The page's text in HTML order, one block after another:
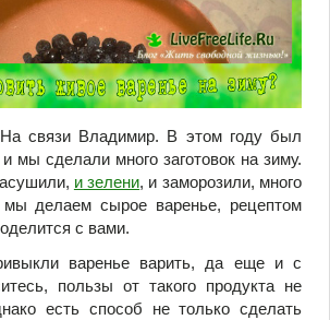
На связи Владимир. В этом году был
мы сделали много заготовок на зиму.
и зелени, и заморозили, много
мы делаем сырое варенье, рецептом
с вами.
варенье варить, да еще и с
пользы от такого продукта не
есть способ не только сделать